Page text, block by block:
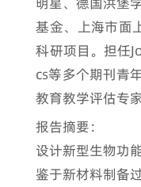
基金、上海市面
科研项目。担任
cs等多个期刊青
教育教学评估专家
报告摘要：
设计新型生物功
鉴于新材料制备